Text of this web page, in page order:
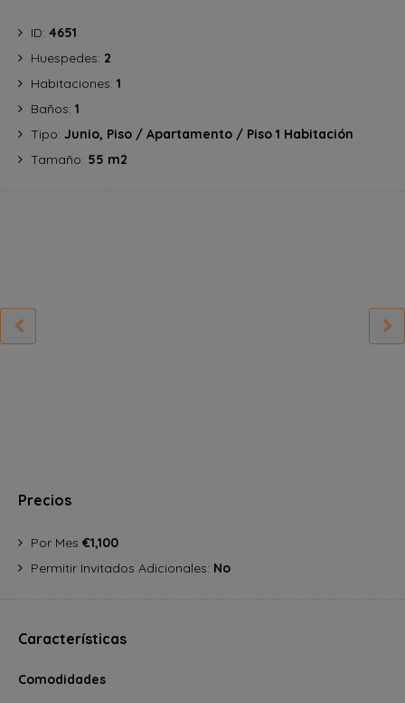
ID: 4651
Huespedes: 2
Habitaciones: 1
Baños: 1
Tipo: Junio, Piso / Apartamento / Piso 1 Habitación
Tamaño: 55 m2
Precios
Por Mes €1,100
Permitir Invitados Adicionales: No
Características
Comodidades